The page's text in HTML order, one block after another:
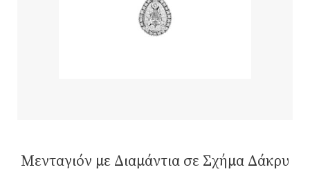
Μενταγιόν με Διαμάντια σε Σχήμα Δάκρυ